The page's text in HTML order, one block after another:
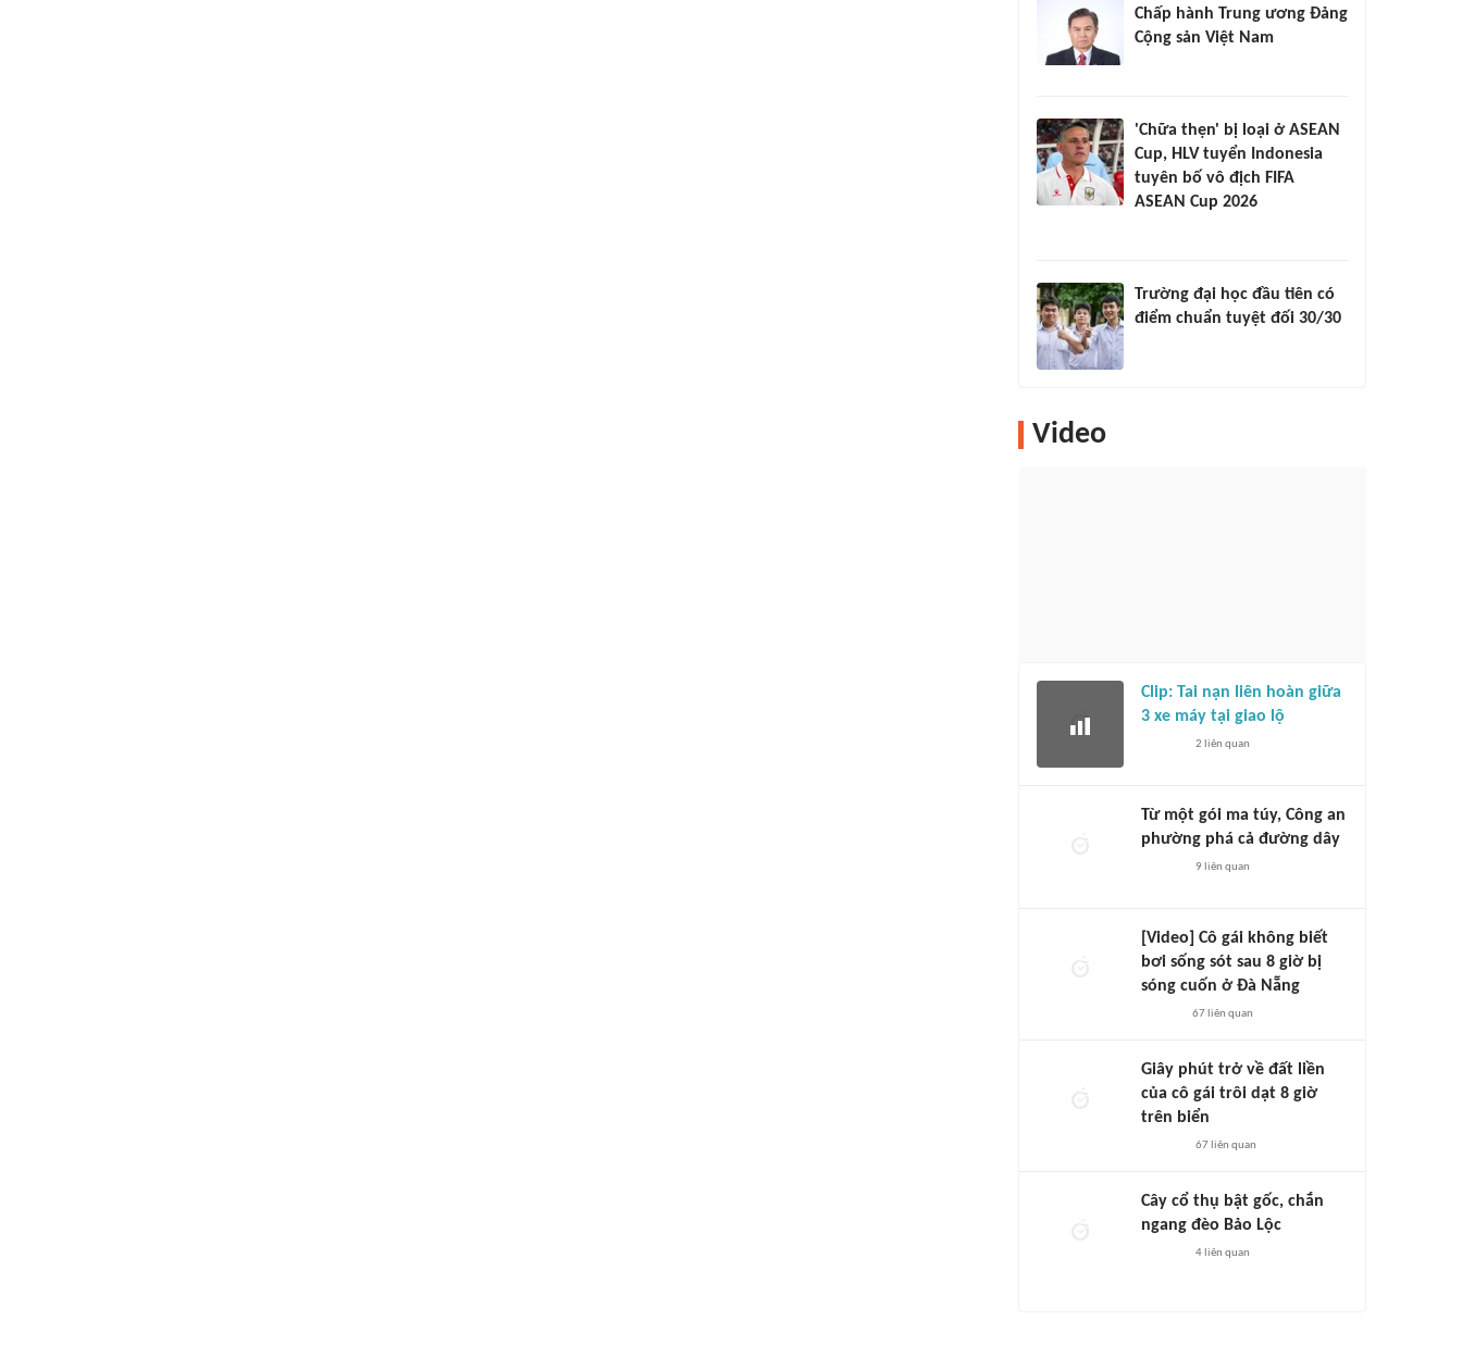
Chấp hành Trung ương Đảng
Cộng sản Việt Nam
'Chữa thẹn' bị loại ở ASEAN
Cup, HLV tuyển Indonesia
tuyên bố vô địch FIFA
ASEAN Cup 2026
Trường đại học đầu tiên có
điểm chuẩn tuyệt đối 30/30
Video
Clip: Tai nạn liên hoàn giữa
3 xe máy tại giao lộ
2 liên quan
Từ một gói ma túy, Công an
phường phá cả đường dây
9 liên quan
[Video] Cô gái không biết
bơi sống sót sau 8 giờ bị
sóng cuốn ở Đà Nẵng
67 liên quan
Giây phút trở về đất liền
của cô gái trôi dạt 8 giờ
trên biển
67liên quan
Cây cổ thụ bật gốc, chắn
ngang đèo Bảo Lộc
4 liên quan